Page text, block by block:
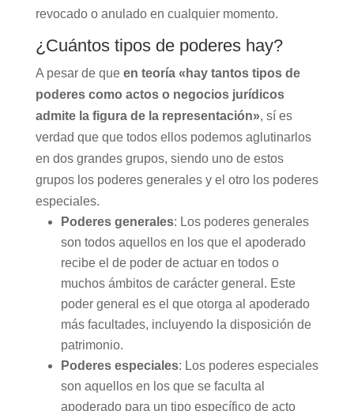
revocado o anulado en cualquier momento.
¿Cuántos tipos de poderes hay?
A pesar de que en teoría «hay tantos tipos de
poderes como actos o negocios jurídicos
admite la figura de la representación», sí es
verdad que que todos ellos podemos aglutinarlos
en dos grandes grupos, siendo uno de estos
grupos los poderes generales y el otro los poderes
especiales.
Poderes generales: Los poderes generales
son todos aquellos en los que el apoderado
recibe el de poder de actuar en todos o
muchos ámbitos de carácter general. Este
poder general es el que otorga al apoderado
más facultades, incluyendo la disposición de
patrimonio.
Poderes especiales: Los poderes especiales
son aquellos en los que se faculta al
apoderado para un tipo específico de acto